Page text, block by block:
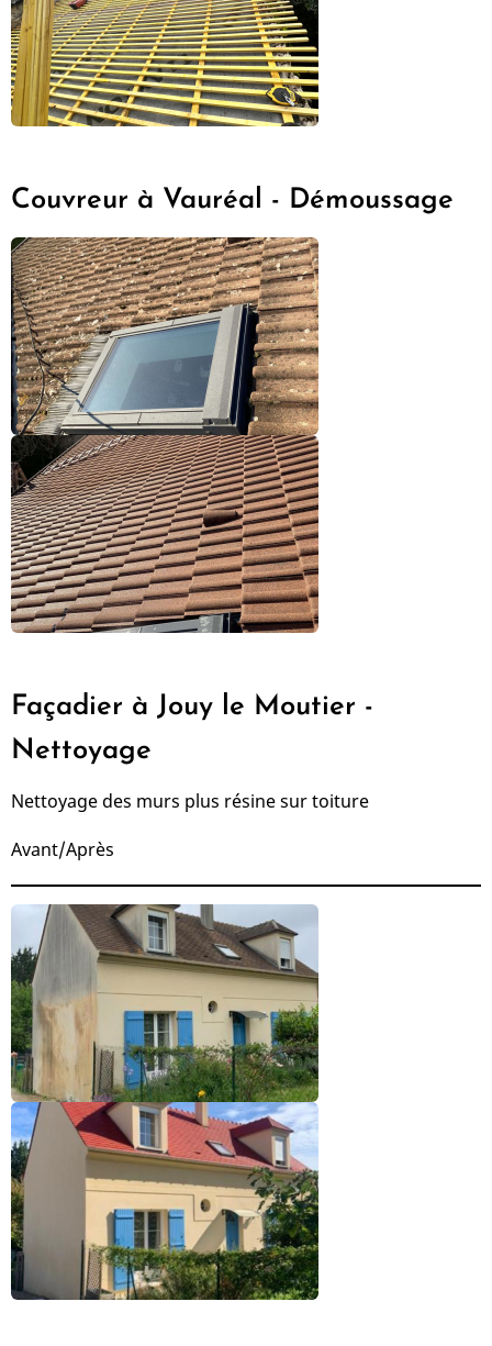
Couvreur à Vauréal - Démoussage
Façadier à Jouy le Moutier -
Nettoyage
Nettoyage des murs plus résine sur toiture
Avant/Après